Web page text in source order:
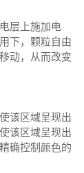
层上施加电
下，颗粒自由
动，从而改变
该区域呈现出
该区域呈现出
确控制颜色的